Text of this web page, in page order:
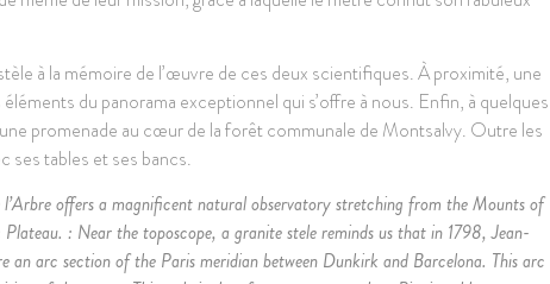
à la mémoire de l’œuvre de ces deux scientifiques. À proximité, une
du panorama exceptionnel qui s’offre à nous. Enfin, à quelques
promenade au cœur de la forêt communale de Montsalvy. Outre les
ses tables et ses bancs.
offers a magnificent natural observatory stretching from the Mounts of
: Near the toposcope, a granite stele reminds us that in 1798, Jean-
an arc section of the Paris meridian between Dunkirk and Barcelona. This arc